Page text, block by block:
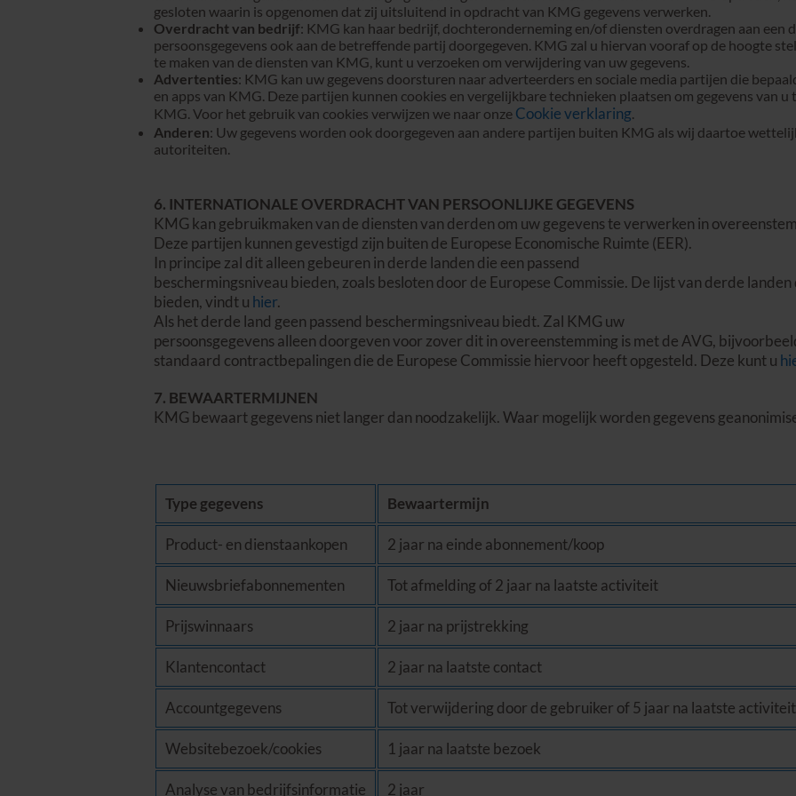
gesloten waarin is opgenomen dat zij uitsluitend in opdracht van KMG gegevens verwerken.
Overdracht van bedrijf: KMG kan haar bedrijf, dochteronderneming en/of diensten overdragen aan een
persoonsgegevens ook aan de betreffende partij doorgegeven. KMG zal u hiervan vooraf op de hoogte
te maken van de diensten van KMG, kunt u verzoeken om verwijdering van uw gegevens.
Advertenties: KMG kan uw gegevens doorsturen naar adverteerders en sociale media partijen die
en apps van KMG. Deze partijen kunnen cookies en vergelijkbare technieken plaatsen om gegevens van u
KMG. Voor het gebruik van cookies verwijzen we naar onze Cookie verklaring.
Anderen: Uw gegevens worden ook doorgegeven aan andere partijen buiten KMG als wij daartoe
autoriteiten.
6. INTERNATIONALE OVERDRACHT VAN PERSOONLIJKE GEGEVENS
KMG kan gebruikmaken van de diensten van derden om uw gegevens te verwerken in
Deze partijen kunnen gevestigd zijn buiten de Europese Economische Ruimte (EER).
In principe zal dit alleen gebeuren in derde landen die een passend
beschermingsniveau bieden, zoals besloten door de Europese Commissie. De lijst van derde
bieden, vindt u hier.
Als het derde land geen passend beschermingsniveau biedt. Zal KMG uw
persoonsgegevens alleen doorgeven voor zover dit in overeenstemming is met de AVG,
standaard contractbepalingen die de Europese Commissie hiervoor heeft opgesteld. Deze kunt u
7. BEWAARTERMIJNEN
KMG bewaart gegevens niet langer dan noodzakelijk. Waar mogelijk worden gegevens
Type gegevens Bewaartermijn
Product- en dienstaankopen 2 jaar na einde abonnement/koop
Nieuwsbriefabonnementen Tot afmelding of 2 jaar na laatste activiteit
Prijswinnaars 2 jaar na prijstrekking
Klantencontact 2 jaar na laatste contact
Accountgegevens Tot verwijdering door de gebruiker of 5 jaar na laatste activiteit
Websitebezoek/cookies 1 jaar na laatste bezoek
Analyse van bedrijfsinformatie 2 jaar